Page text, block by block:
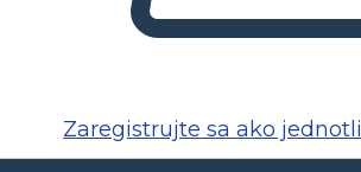
Zaregistrujte sa ako